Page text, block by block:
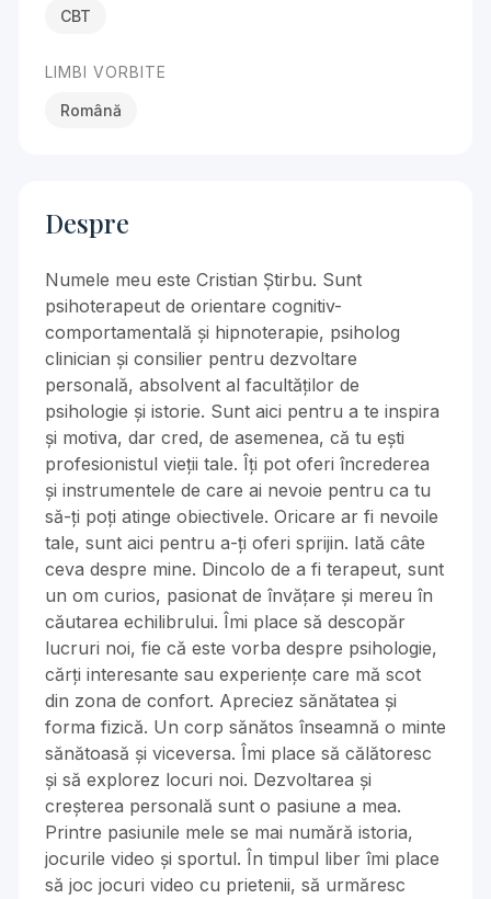
CBT
LIMBI VORBITE
Română
Despre
Numele meu este Cristian Știrbu. Sunt
psihoterapeut de orientare cognitiv-
comportamentală și hipnoterapie, psiholog
clinician și consilier pentru dezvoltare
personală, absolvent al facultăților de
psihologie și istorie. Sunt aici pentru a te inspira
și motiva, dar cred, de asemenea, că tu ești
profesionistul vieții tale. Îți pot oferi încrederea
și instrumentele de care ai nevoie pentru ca tu
să-ți poți atinge obiectivele. Oricare ar fi nevoile
tale, sunt aici pentru a-ți oferi sprijin. Iată câte
ceva despre mine. Dincolo de a fi terapeut, sunt
un om curios, pasionat de învățare și mereu în
căutarea echilibrului. Îmi place să descopăr
lucruri noi, fie că este vorba despre psihologie,
cărți interesante sau experiențe care mă scot
din zona de confort. Apreciez sănătatea și
forma fizică. Un corp sănătos înseamnă o minte
sănătoasă și viceversa. Îmi place să călătoresc
și să explorez locuri noi. Dezvoltarea și
creșterea personală sunt o pasiune a mea.
Printre pasiunile mele se mai numără istoria,
jocurile video și sportul. În timpul liber îmi place
să joc jocuri video cu prietenii, să urmăresc